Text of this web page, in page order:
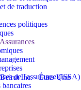
de traduction
politiques
de l'assurance (ISSA)
bancaires
Inc. - États-Unis